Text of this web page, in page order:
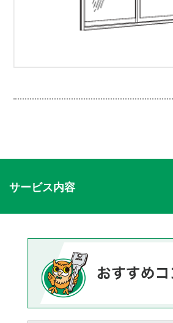
サービス内容